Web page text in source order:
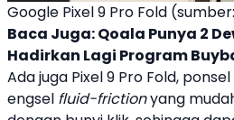
Google Pixel 9 Pro Fold
Baca Juga:Qoala Punya 2
Hadirkan Lagi Program
Ada juga Pixel 9 Pro Fold,
engsel fluid-frictionyang